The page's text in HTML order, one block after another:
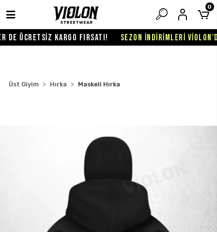
ÜCRETSİZ KARGO FIRSATI! SEZON İNDİRİMLERİ VİOLON'DA
0
Üst Giyim Hırka Maskeli Hırka